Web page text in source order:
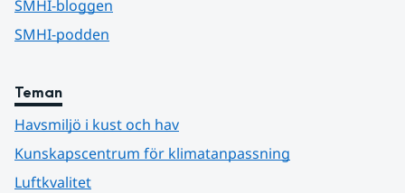
SMHI-bloggen
SMHI-podden
Teman
Havsmiljö i kust och hav
Kunskapscentrum för klimatanpassning
Luftkvalitet